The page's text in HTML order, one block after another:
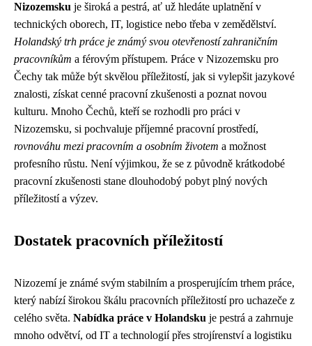
Nizozemsku je široká a pestrá, ať už hledáte uplatnění v
technických oborech, IT, logistice nebo třeba v zemědělství.
Holandský trh práce je známý svou otevřeností zahraničním
pracovníkům a férovým přístupem. Práce v Nizozemsku pro
Čechy tak může být skvělou příležitostí, jak si vylepšit jazykové
znalosti, získat cenné pracovní zkušenosti a poznat novou
kulturu. Mnoho Čechů, kteří se rozhodli pro práci v
Nizozemsku, si pochvaluje příjemné pracovní prostředí,
rovnováhu mezi pracovním a osobním životem a možnost
profesního růstu. Není výjimkou, že se z původně krátkodobé
pracovní zkušenosti stane dlouhodobý pobyt plný nových
příležitostí a výzev.
Dostatek pracovních příležitostí
Nizozemí je známé svým stabilním a prosperujícím trhem práce,
který nabízí širokou škálu pracovních příležitostí pro uchazeče z
celého světa. Nabídka práce v Holandsku je pestrá a zahrnuje
mnoho odvětví, od IT a technologií přes strojírenství a logistiku